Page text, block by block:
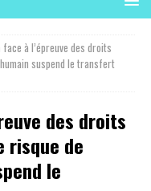
face à l’épreuve des droits
suspend le transfert
des droits
risque de
le